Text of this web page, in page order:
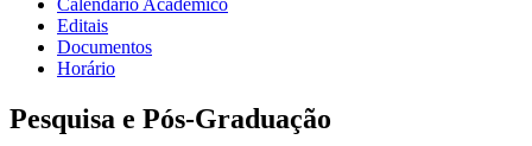
Calendário Acadêmico
Editais
Documentos
Horário
Pesquisa e Pós-Graduação